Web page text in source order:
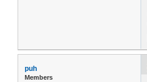
puh
Members